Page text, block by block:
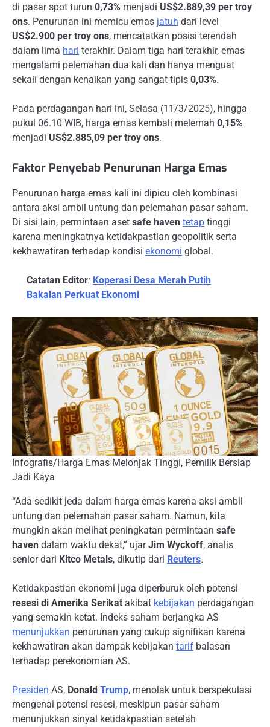
di pasar spot turun 0,73% menjadi US$2.889,39 per troy
ons. Penurunan ini memicu emas jatuh dari level
US$2.900 per troy ons, mencatatkan posisi terendah
dalam lima hari terakhir. Dalam tiga hari terakhir, emas
mengalami pelemahan dua kali dan hanya menguat
sekali dengan kenaikan yang sangat tipis 0,03%.
Pada perdagangan hari ini, Selasa (11/3/2025), hingga
pukul 06.10 WIB, harga emas kembali melemah 0,15%
menjadi US$2.885,09 per troy ons.
Faktor Penyebab Penurunan Harga Emas
Penurunan harga emas kali ini dipicu oleh kombinasi
antara aksi ambil untung dan pelemahan pasar saham.
Di sisi lain, permintaan aset safe haven tetap tinggi
karena meningkatnya ketidakpastian geopolitik serta
kekhawatiran terhadap kondisi ekonomi global.
Catatan Editor: Koperasi Desa Merah Putih
Bakalan Perkuat Ekonomi
Infografis/Harga Emas Melonjak Tinggi, Pemilik Bersiap
Jadi Kaya
“Ada sedikit jeda dalam harga emas karena aksi ambil
untung dan pelemahan pasar saham. Namun, kita
mungkin akan melihat peningkatan permintaan safe
haven dalam waktu dekat,” ujarJim Wyckoff, analis
senior dari Kitco Metals, dikutip dari Reuters.
Ketidakpastian ekonomi juga diperburuk oleh potensi
resesi di Amerika Serikat akibat kebijakan perdagangan
yang semakin ketat. Indeks saham berjangka AS
menunjukkan penurunan yang cukup signifikan karena
kekhawatiran akan dampak kebijakan tarif balasan
terhadap perekonomian AS.
Presiden AS, Donald Trump, menolak untuk berspekulasi
mengenai potensi resesi, meskipun pasar saham
menunjukkan sinyal ketidakpastian setelah